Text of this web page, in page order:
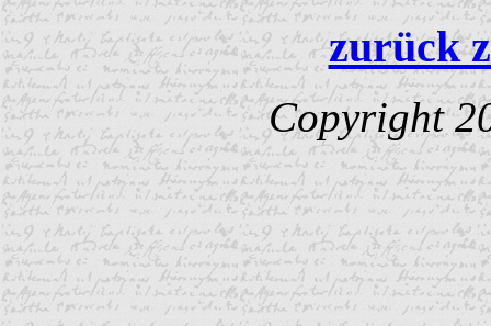
zurück
Copyright